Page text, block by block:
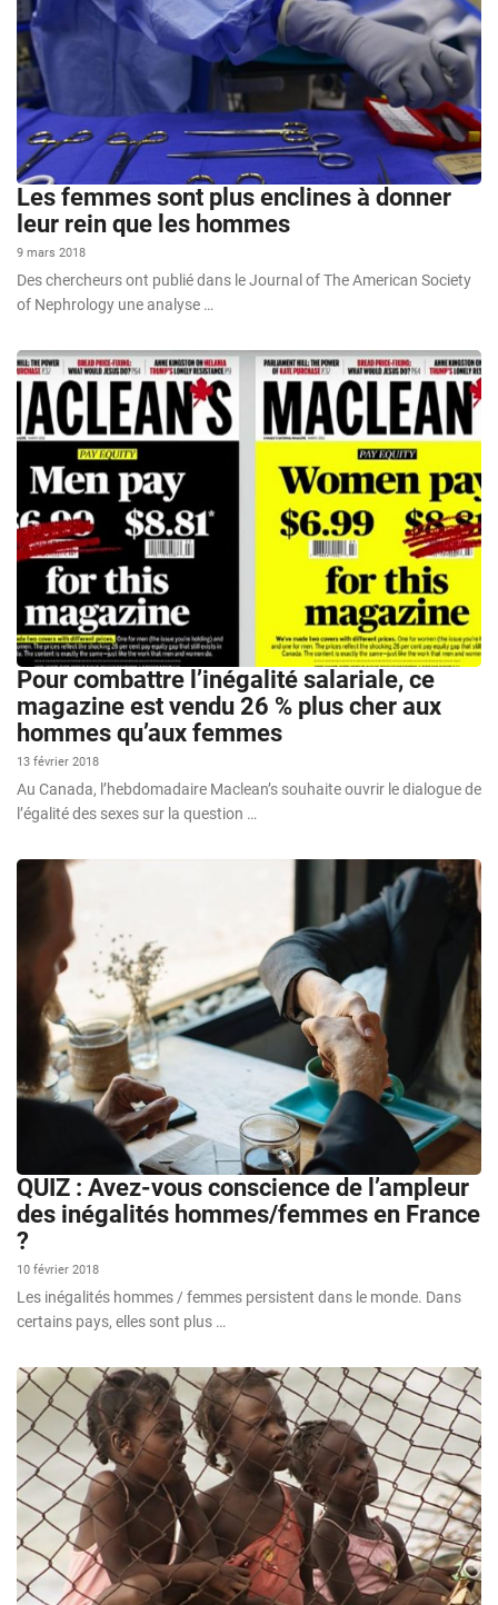
Les femmes sont plus enclines à donner
leur rein que les hommes
9 mars 2018
Des chercheurs ont publié dans le Journal of The American Society
of Nephrology une analyse …
Pour combattre l’inégalité salariale, ce
magazine est vendu 26 % plus cher aux
hommes qu’aux femmes
13 février 2018
Au Canada, l’hebdomadaire Maclean’s souhaite ouvrir le dialogue de
l’égalité des sexes sur la question …
QUIZ : Avez-vous conscience de l’ampleur
des inégalités hommes/femmes en France
?
10 février 2018
Les inégalités hommes / femmes persistent dans le monde. Dans
certains pays, elles sont plus …